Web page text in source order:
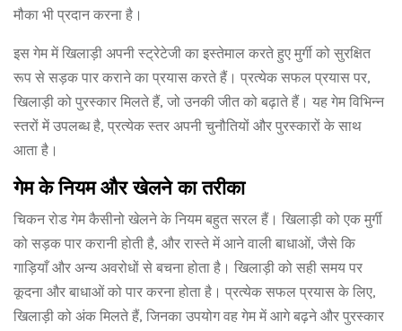
मौका भी प्रदान करना है।
इस गेम में खिलाड़ी अपनी स्ट्रेटेजी का इस्तेमाल करते हुए मुर्गी को सुरक्षित
रूप से सड़क पार कराने का प्रयास करते हैं। प्रत्येक सफल प्रयास पर,
खिलाड़ी को पुरस्कार मिलते हैं, जो उनकी जीत को बढ़ाते हैं। यह गेम विभिन्न
स्तरों में उपलब्ध है, प्रत्येक स्तर अपनी चुनौतियों और पुरस्कारों के साथ
आता है।
गेम के नियम और खेलने का तरीका
चिकन रोड गेम कैसीनो खेलने के नियम बहुत सरल हैं। खिलाड़ी को एक मुर्गी
को सड़क पार करानी होती है, और रास्ते में आने वाली बाधाओं, जैसे कि
गाड़ियाँ और अन्य अवरोधों से बचना होता है। खिलाड़ी को सही समय पर
कूदना और बाधाओं को पार करना होता है। प्रत्येक सफल प्रयास के लिए,
खिलाड़ी को अंक मिलते हैं, जिनका उपयोग वह गेम में आगे बढ़ने और पुरस्कार